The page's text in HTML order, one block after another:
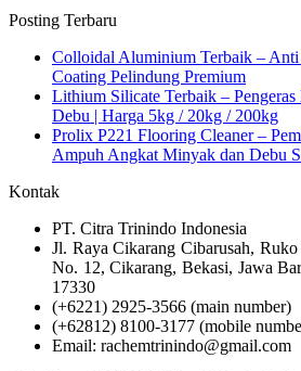
Posting Terbaru
Colloidal Aluminium Terbaik – Anti
Coating Pelindung Premium
Lithium Silicate Terbaik –
Debu | Harga 5kg / 20kg / 200kg
Prolix P221 Flooring Cleaner –
Ampuh Angkat Minyak dan Debu
Kontak
PT. Citra Trinindo Indonesia
Jl. Raya Cikarang Cibarusah, Ruko
No. 12, Cikarang, Bekasi, Jawa
17330
(+6221) 2925-3566 (main number)
(+62812) 8100-3177 (mobile
Email: rachemtrinindo@gmail.com